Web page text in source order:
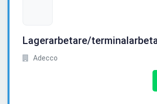
Lagerarbetare/
Adecco